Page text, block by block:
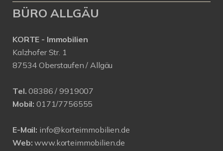
BÜRO ALLGÄU
KORTE - Immobilien
Kalzhofer Str. 1
87534 Oberstaufen / Allgäu
Tel. 08386 / 9919007
Mobil: 0171/7756555
E-Mail: info@korteimmobilien.de
Web: www.korteimmobilien.de